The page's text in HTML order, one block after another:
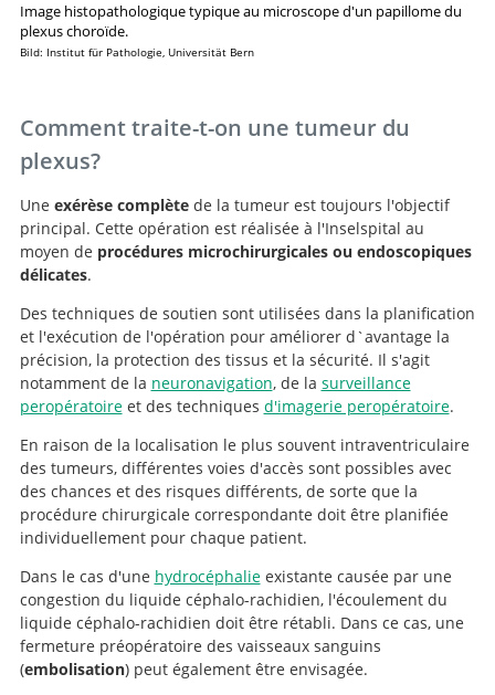
Image histopathologique typique au microscope d'un papillome du
plexus choroïde.
Bild: Institut für Pathologie, Universität Bern
Comment traite-t-on une tumeur du
plexus?
Une exérèse complètede la tumeur est toujours l'objectif
principal. Cette opération est réalisée à l'Inselspital au
moyen de procédures microchirurgicales ou endoscopiques
délicates.
Des techniques de soutien sont utilisées dans la planification
et l'exécution de l'opération pour améliorer d`avantage la
précision, la protection des tissus et la sécurité. Il s'agit
notamment de la neuronavigation, de la surveillance
peropératoireet des techniques d'imagerie peropératoire.
En raison de la localisation le plus souvent intraventriculaire
des tumeurs, différentes voies d'accès sont possibles avec
des chances et des risques différents, de sorte que la
procédure chirurgicale correspondante doit être planifiée
individuellement pour chaque patient.
Dans le cas d'une hydrocéphalieexistante causée par une
congestion du liquide céphalo-rachidien, l'écoulement du
liquide céphalo-rachidien doit être rétabli. Dans ce cas, une
fermeture préopératoire des vaisseaux sanguins
(embolisation) peut également être envisagée.
Recherche